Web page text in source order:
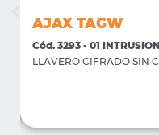
AJAX TAGW
Cód. 3293 - 01 INTRUSION
LLAVERO CIFRADO SIN